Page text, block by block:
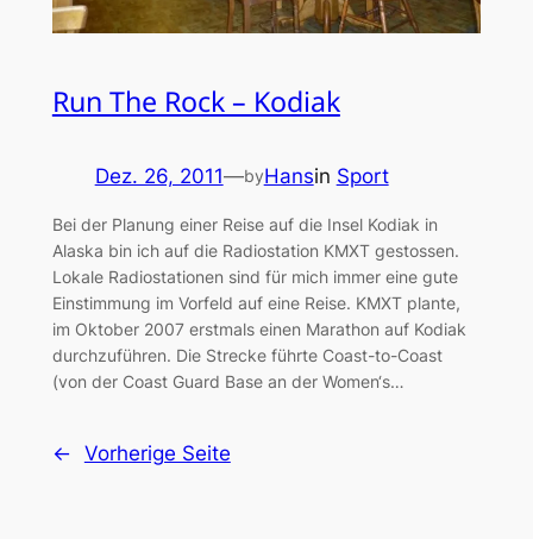
Run The Rock – Kodiak
Dez. 26, 2011—byHansin Sport
Bei der Planung einer Reise auf die Insel Kodiak in
Alaska bin ich auf die Radiostation KMXT gestossen.
Lokale Radiostationen sind für mich immer eine gute
Einstimmung im Vorfeld auf eine Reise. KMXT plante,
im Oktober 2007 erstmals einen Marathon auf Kodiak
durchzuführen. Die Strecke führte Coast-to-Coast
(von der Coast Guard Base an der Women‘s…
← Vorherige Seite